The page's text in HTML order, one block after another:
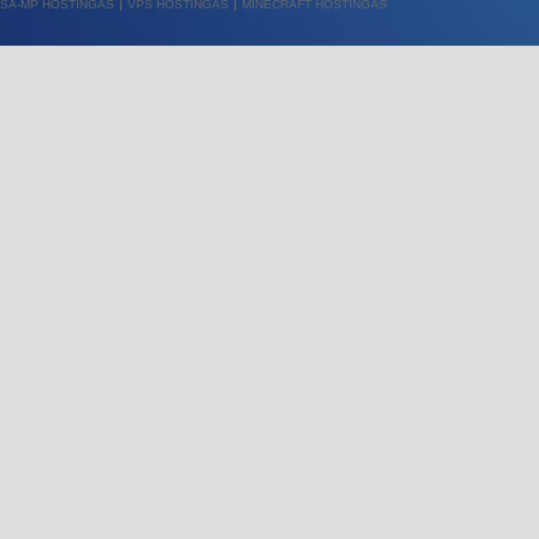
SA-MP HOSTINGAS VPS HOSTINGAS MINECRAFT HOSTINGAS